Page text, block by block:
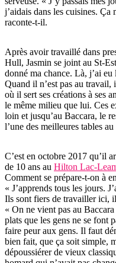
j’aidais dans les cuisines. Ça
raconte-t-il.
Après avoir travaillé dans
Hull, Jasmin se joint au St-
donné ma chance. Là, j’ai eu
Quand il n’est pas au travail,
où il sert ses créations à ses
le même milieu que lui. Ces
loin et jusqu’au Baccara, le
l’une des meilleures tables
C’est en octobre 2017 qu’il
de 10 ans au Hilton Lac-
Comment se prépare-t-on à
« J’apprends tous les jours.
Ils sont fiers de travailler ici,
« On ne vient pas au
plats que les gens ne se font
faire peur aux gens. Il faut
bien fait, que ça soit simple,
dépoussiérer de vieux